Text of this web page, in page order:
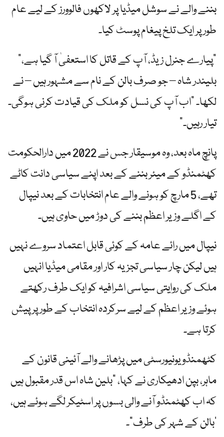
بننے والے نے سوشل میڈیا پر لاکھوں فالوورز کے لیے عام
طور پر ایک تلخ پیغام پوسٹ کیا۔
"پیارے جنرل زیڈ، آپ کے قاتل کا استعفیٰ آ گیا ہے،”
بلیندر شاہ – جو صرف بالن کے نام سے مشہور ہیں – نے
لکھا۔ "اب آپ کی نسل کو ملک کی قیادت کرنی ہوگی۔
تیار رہیں۔”
پانچ ماہ بعد، وہ موسیقار جس نے 2022 میں دارالحکومت
کھٹمنڈو کے میئر بننے کے بعد اپنے سیاسی دانت کاٹے
تھے، 5 مارچ کو ہونے والے عام انتخابات کے بعد نیپال
کے اگلے وزیر اعظم بننے کی دوڑ میں حاوی ہیں۔
نیپال میں رائے عامہ کے کوئی قابل اعتماد سروے نہیں
ہیں لیکن چار سیاسی تجزیہ کار اور مقامی میڈیا انہیں
ملک کی روایتی سیاسی اشرافیہ کو ایک طرف رکھتے
ہوئے وزیر اعظم کے لیے سرکردہ انتخاب کے طور پر پیش
کرتا ہے۔
کٹھمنڈو یونیورسٹی میں پڑھانے والے آئینی قانون کے
ماہر، بپن ادھیکاری نے کہا، "بلین شاہ اس قدر مقبول ہیں
کہ اب کھٹمنڈو آنے والی بسوں پر اسٹیکر لگے ہوئے ہیں،
‘بالن کے شہر کی طرف”۔